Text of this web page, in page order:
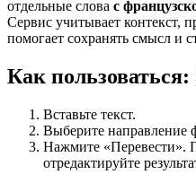
отдельные слова с
Сервис учитывает контекст,
помогает сохранять смысл и
Как
Вставьте текст.
Выберите направление
Нажмите «Перевести».
отредактируйте